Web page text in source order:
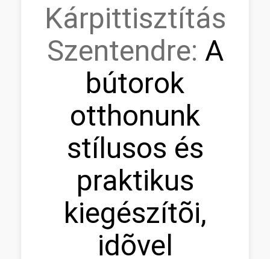
Kárpittisztítás
Szentendre: A
bútorok
otthonunk
stílusos és
praktikus
kiegészítõi,
idõvel